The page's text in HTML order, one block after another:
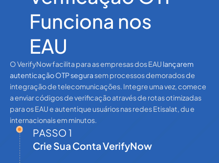
Funciona nos
EAU
O VerifyNow facilita para as empresas dos EAU lançarem
autenticação OTP segurasem processos demorados de
integração de telecomunicações. Integre uma vez, comece
a enviar códigos de verificação através de rotas otimizadas
para os EAU e autentique usuários nas redes Etisalat, du e
internacionais em minutos.
PASSO 1
Crie Sua Conta VerifyNow